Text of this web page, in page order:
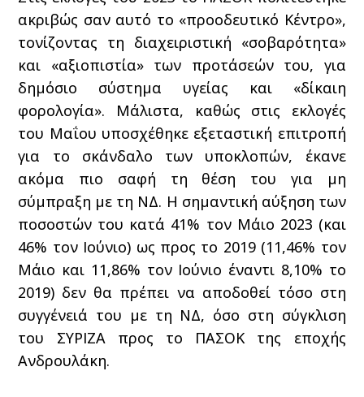
ακριβώς σαν αυτό το «προοδευτικό Κέντρο»,
τονίζοντας τη διαχειριστική «σοβαρότητα»
και «αξιοπιστία» των προτάσεών του, για
δημόσιο σύστημα υγείας και «δίκαιη
φορολογία». Μάλιστα, καθώς στις εκλογές
του Μαΐου υποσχέθηκε εξεταστική επιτροπή
για το σκάνδαλο των υποκλοπών, έκανε
ακόμα πιο σαφή τη θέση του για μη
σύμπραξη με τη ΝΔ. Η σημαντική αύξηση των
ποσοστών του κατά 41% τον Μάιο 2023 (και
46% τον Ιούνιο) ως προς το 2019 (11,46% τον
Μάιο και 11,86% τον Ιούνιο έναντι 8,10% το
2019) δεν θα πρέπει να αποδοθεί τόσο στη
συγγένειά του με τη ΝΔ, όσο στη σύγκλιση
του ΣΥΡΙΖΑ προς το ΠΑΣΟΚ της εποχής
Ανδρουλάκη.